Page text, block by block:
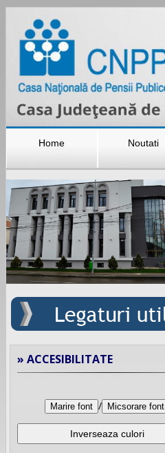
Home Noutati
» ACCESIBILITATE
Marire font / Micsorare font
Inverseaza culori